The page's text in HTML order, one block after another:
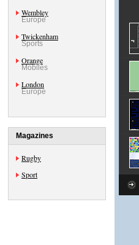
Wembley
Europe
Twickenham
Sports
Orange
Mobiles
London
Europe
Magazines
Rugby
Sport